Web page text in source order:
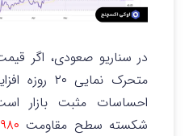
در سناریو صعودی، اگر
متحرک
احساسات مثبت بازار
شکسته سطح مقاومت